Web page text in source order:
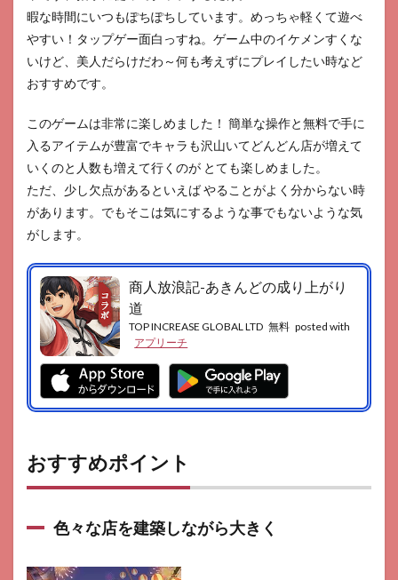
暇な時間にいつもぽちぽちしています。めっちゃ軽くて遊べ
やすい！タップゲー面白っすね。ゲーム中のイケメンすくな
いけど、美人だらけだわ～何も考えずにプレイしたい時など
おすすめです。
このゲームは非常に楽しめました！ 簡単な操作と無料で手に
入るアイテムが豊富でキャラも沢山いてどんどん店が増えて
いくのと人数も増えて行くのが とても楽しめました。
ただ、少し欠点があるといえば やることがよく分からない時
があります。でもそこは気にするような事でもないような気
がします。
商人放浪記-あきんどの成り上がり
道
TOP INCREASE GLOBAL LTD 無料 posted with
アプリーチ
おすすめポイント
色々な店を建築しながら大きく